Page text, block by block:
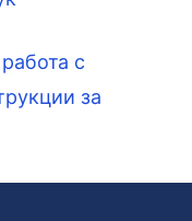
с
за